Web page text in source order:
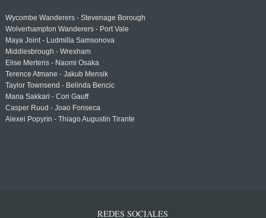
Wycombe Wanderers - Stevenage Borough
Wolverhampton Wanderers - Port Vale
Maya Joint - Ludmilla Samsonova
Middlesbrough - Wrexham
Elise Mertens - Naomi Osaka
Terence Atmane - Jakub Mensik
Taylor Townsend - Belinda Bencic
Maria Sakkari - Cori Gauff
Casper Ruud - Joao Fonseca
Alexei Popyrin - Thiago Augustin Tirante
REDES SOCIALES